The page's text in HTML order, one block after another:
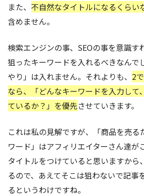
また、 不自然なタイトルになるくらい
含めません。
検索エンジンの事、SEOの事を意識す
狙ったキーワードを入れるべきなんで
やり」は入れません。それよりも、 2
なら、「どんなキーワードを入力して
ているか？」を優先させていきます。
これは私の見解ですが、「商品を売る
ワード」はアフィリエイターさん達が
タイトルをつけていると思いますから
るので、あえてそこは狙わないで記事
るというわけですね。